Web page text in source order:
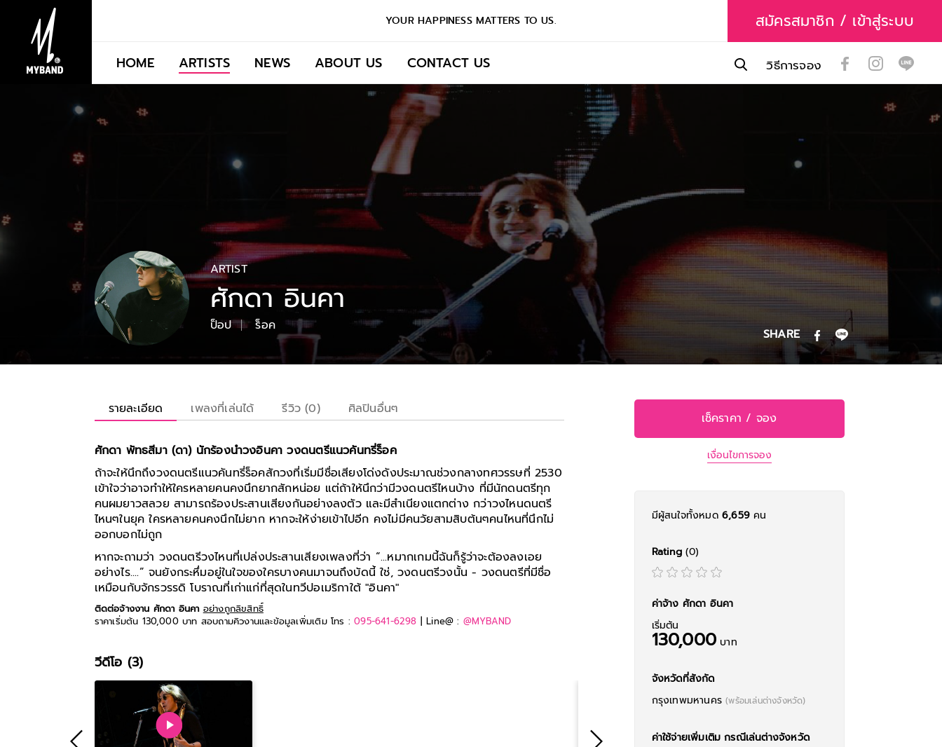
YOUR HAPPINESS MATTERS TO US. สมัครสมาชิก / เข้าสู่ระบบ
HOME ARTISTS NEWS ABOUT US CONTACT US วิธีการจอง
ARTIST
ศักดา อินคา
ป็อป ร็อค
SHARE
รายละเอียด เพลงที่เล่นได้ รีวิว (0) ศิลปินอื่นๆ
ศักดา พัทธสีมา (ดา) นักร้องนำวงอินคา วงดนตรีแนวคันทรี่ร็อค
ถ้าจะให้นึกถึงวงดนตรีแนวคันทรี่ร็อคสักวงที่เริ่มมีชื่อเสียงโด่งดังประมาณช่วงกลางทศวรรษที่ 2530
เข้าใจว่าอาจทำให้ใครหลายคนคงนึกยากสักหน่อย แต่ถ้าให้นึกว่ามีวงดนตรีไหนบ้าง ที่มีนักดนตรีทุก
คนผมยาวสลวย สามารถร้องประสานเสียงกันอย่างลงตัว และมีสำเนียงแตกต่าง กว่าวงไหนดนตรี
ไหนๆในยุค ใครหลายคนคงนึกไม่ยาก หากจะให้ง่ายเข้าไปอีก คงไม่มีคนวัยสามสิบต้นๆคนไหนที่นึกไม่
ออกบอกไม่ถูก
หากจะถามว่า วงดนตรีวงไหนที่เปล่งประสานเสียงเพลงที่ว่า “...หมากเกมนี้ฉันก็รู้ว่าจะต้องลงเอย
อย่างไร....” จนยังกระหึ่มอยู่ในใจของใครบางคนมาจนถึงบัดนี้ ใช่, วงดนตรีวงนั้น - วงดนตรีที่มีชื่อ
เหมือนกับจักรวรรดิ โบราณที่เก่าแก่ที่สุดในทวีปอเมริกาใต้ "อินคา"
ติดต่อจ้างงาน ศักดา อินคา อย่างถูกลิขสิทธิ์
ราคาเริ่มต้น 130,000 บาท สอบถามคิวงานและข้อมูลเพิ่มเติม โทร :095-641-6298 | Line@ : @MYBAND
วีดีโอ (3)
เช็คราคา / จอง
เงื่อนไขการจอง
มีผู้สนใจทั้งหมด 6,659คน
Rating(0)
ค่าจ้าง ศักดา อินคา
เริ่มต้น
130,000บาท
จังหวัดที่สังกัด
กรุงเทพมหานคร(พร้อมเล่นต่างจังหวัด)
ค่าใช้จ่ายเพิ่มเติม กรณีเล่นต่างจังหวัด